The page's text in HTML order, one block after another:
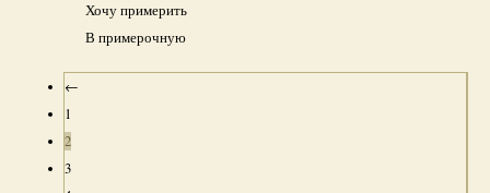
Хочу примерить
В примерочную
←
1
2
3